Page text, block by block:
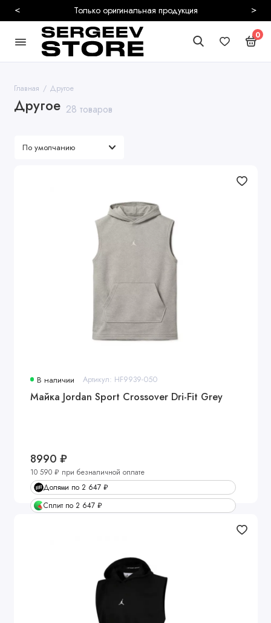
Безопасная и быстрая доставка
< >
0
Главная Другое
Другое 28 товаров
В наличии Артикул: HF9939-050
Майка Jordan Sport Crossover Dri-Fit Grey
8990 ₽
10 590 ₽ при безналичной оплате
Долями по 2 647 ₽
Сплит по 2 647 ₽